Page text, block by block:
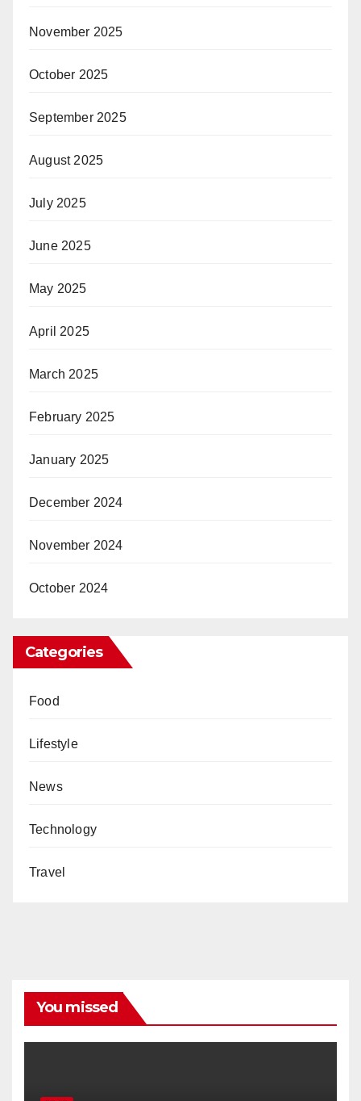
November 2025
October 2025
September 2025
August 2025
July 2025
June 2025
May 2025
April 2025
March 2025
February 2025
January 2025
December 2024
November 2024
October 2024
Categories
Food
Lifestyle
News
Technology
Travel
You missed